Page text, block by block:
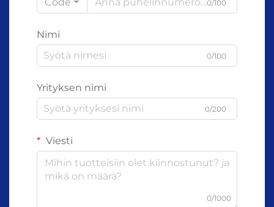
0/100
Nimi
0/100
Yrityksen nimi
0/200
Viesti
0/1000